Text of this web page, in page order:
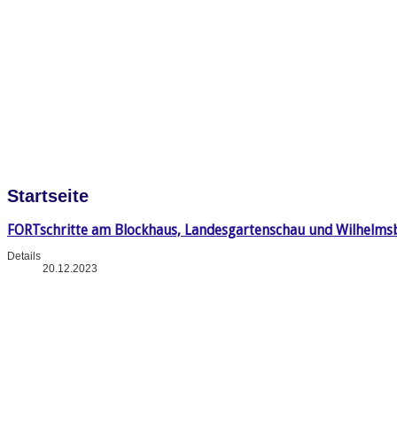
Startseite
FORTschritte am Blockhaus, Landesgartenschau und
Details
20.12.2023